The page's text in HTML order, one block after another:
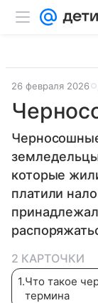
26 февраля 2026
которые
платили
2 КАРТОЧКИ
1.Что такое
термина